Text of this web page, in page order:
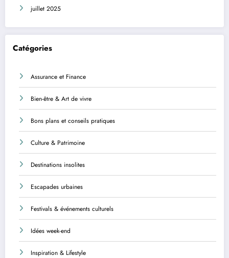
juillet 2025
Catégories
Assurance et Finance
Bien-être & Art de vivre
Bons plans et conseils pratiques
Culture & Patrimoine
Destinations insolites
Escapades urbaines
Festivals & événements culturels
Idées week-end
Inspiration & Lifestyle